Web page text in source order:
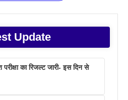
Update
का रिजल्ट जारी- इस दिन से